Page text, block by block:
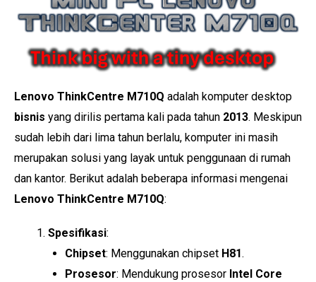
Lenovo ThinkCentre M710Q adalah komputer desktop
bisnis yang dirilis pertama kali pada tahun 2013. Meskipun
sudah lebih dari lima tahun berlalu, komputer ini masih
merupakan solusi yang layak untuk penggunaan di rumah
dan kantor. Berikut adalah beberapa informasi mengenai
Lenovo ThinkCentre M710Q:
Spesifikasi:
Chipset: Menggunakan chipset H81.
Prosesor: Mendukung prosesor Intel Core